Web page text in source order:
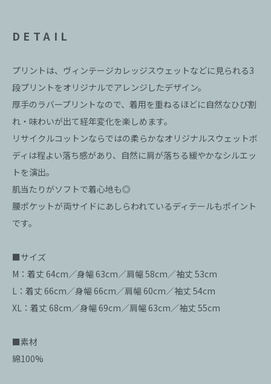
DETAIL
プリントは、ヴィンテージカレッジスウェットなどに見られる3
段プリントをオリジナルでアレンジしたデザイン。
厚手のラバープリントなので、着用を重ねるほどに自然なひび割
れ・味わいが出て経年変化を楽しめます。
リサイクルコットンならではの柔らかなオリジナルスウェットボ
ディは程よい落ち感があり、自然に肩が落ちる緩やかなシルエッ
トを演出。
肌当たりがソフトで着心地も◎
腰ポケットが両サイドにあしらわれているディテールもポイント
です。
■サイズ
M：着丈 64cm／身幅 63cm／肩幅 58cm／袖丈 53cm
L：着丈 66cm／身幅 66cm／肩幅 60cm／袖丈 54cm
XL：着丈 68cm／身幅 69cm／肩幅 63cm／袖丈 55cm
■素材
綿100%